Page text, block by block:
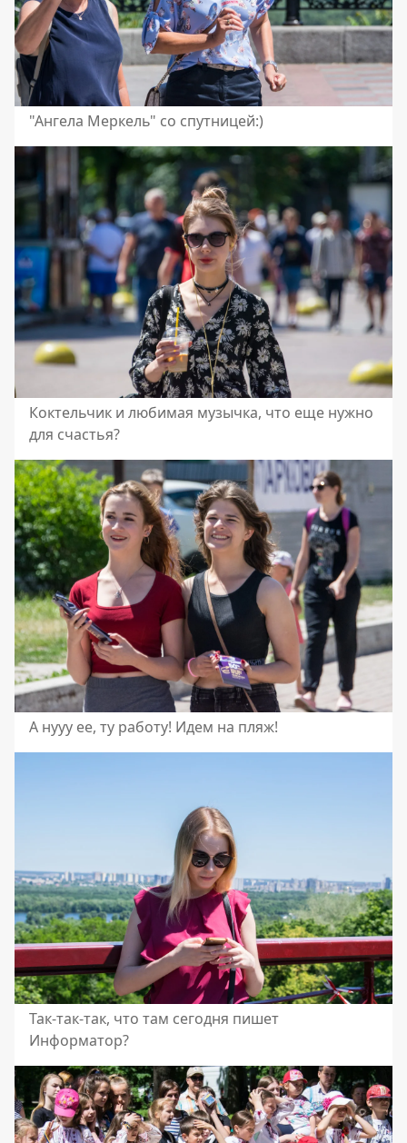
"Ангела Меркель" со спутницей:)
Коктельчик и любимая музычка, что еще нужно
для счастья?
А нууу ее, ту работу! Идем на пляж!
Так-так-так, что там сегодня пишет
Информатор?